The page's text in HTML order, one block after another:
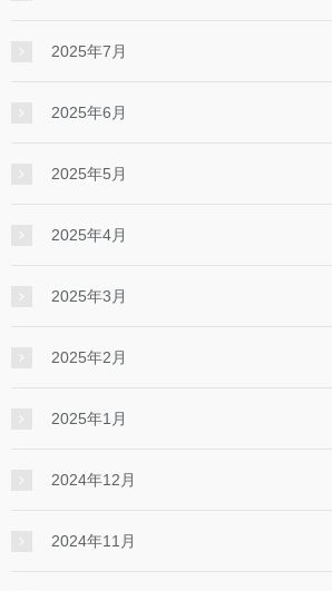
2025年7月
2025年6月
2025年5月
2025年4月
2025年3月
2025年2月
2025年1月
2024年12月
2024年11月